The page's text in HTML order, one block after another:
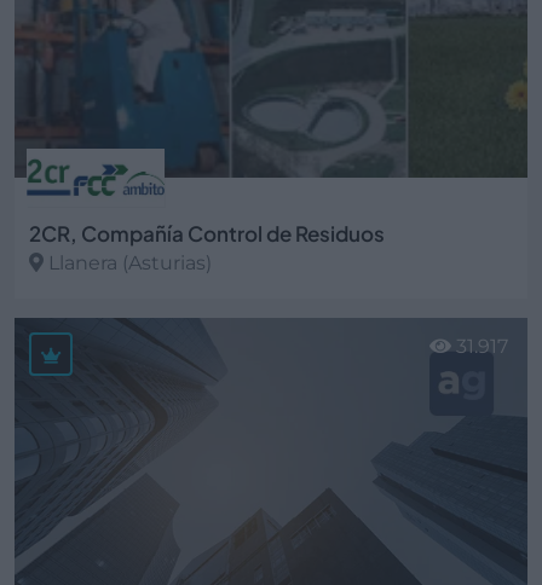
2CR, Compañía Control de Residuos
Llanera (Asturias)
Ver más
31.917